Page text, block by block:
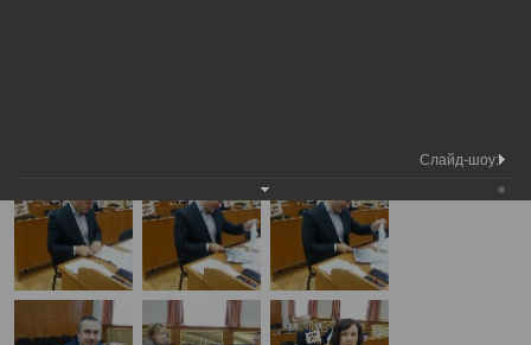
Слайд-шоу: